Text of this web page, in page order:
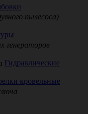
Гидравлические
кровельные